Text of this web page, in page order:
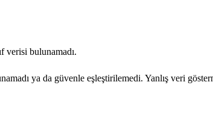
verisi bulunamadı.
ya da güvenle eşleştirilemedi. Yanlış veri